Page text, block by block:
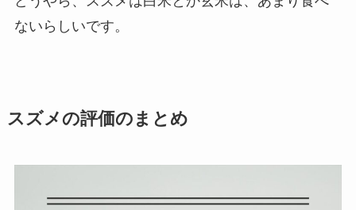
ないらしいです。
スズメの評価のまとめ